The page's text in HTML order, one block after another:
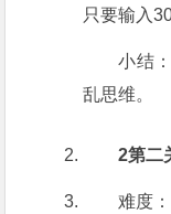
只要输入
小结
乱思维。
2第二
难度